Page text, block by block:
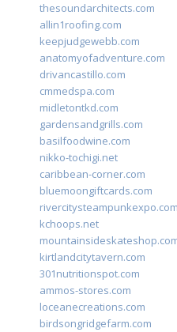
thesoundarchitects.com
allin1roofing.com
keepjudgewebb.com
anatomyofadventure.com
drivancastillo.com
cmmedspa.com
midletontkd.com
gardensandgrills.com
basilfoodwine.com
nikko-tochigi.net
caribbean-corner.com
bluemoongiftcards.com
rivercitysteampunkexpo.com
kchoops.net
kirtlandcitytavern.com
301nutritionspot.com
ammos-stores.com
loceanecreations.com
birdsongridgefarm.com